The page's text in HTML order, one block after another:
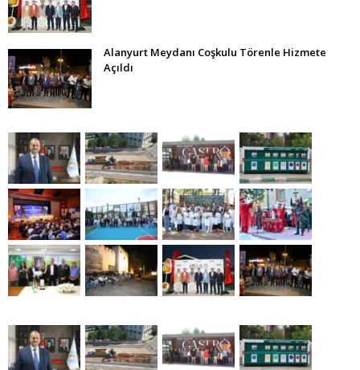
Alanyurt Meydanı Coşkulu Törenle Hizmete
Açıldı